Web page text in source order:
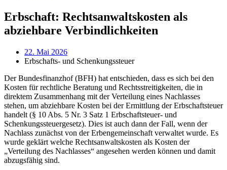
Erbschaft: Rechtsanwaltskosten als
abziehbare Verbindlichkeiten
22. Mai 2026
Erbschafts- und Schenkungssteuer
Der Bundesfinanzhof (BFH) hat entschieden, dass es sich bei den
Kosten für rechtliche Beratung und Rechtsstreitigkeiten, die in
direktem Zusammenhang mit der Verteilung eines Nachlasses
stehen, um abziehbare Kosten bei der Ermittlung der Erbschaftsteuer
handelt (§ 10 Abs. 5 Nr. 3 Satz 1 Erbschaftsteuer- und
Schenkungssteuergesetz). Dies ist auch dann der Fall, wenn der
Nachlass zunächst von der Erbengemeinschaft verwaltet wurde. Es
wurde geklärt welche Rechtsanwaltskosten als Kosten der
„Verteilung des Nachlasses“ angesehen werden können und damit
abzugsfähig sind.